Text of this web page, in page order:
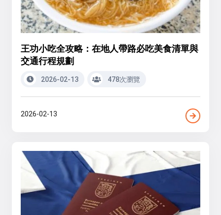
王功小吃全攻略：在地人帶路必吃美食清單與
交通行程規劃
2026-02-13 478次瀏覽
2026-02-13